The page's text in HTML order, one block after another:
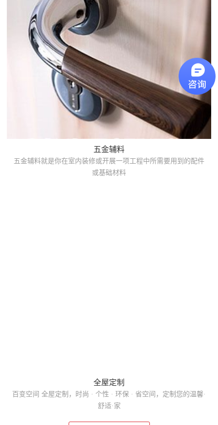
五金辅料
五金辅料就是你在室内装修或开展一项工程中所需要用到的配件
或基础材料
全屋定制
百变空间 全屋定制，时尚 · 个性 · 环保 · 省空间，定制您的温馨·
舒适·家